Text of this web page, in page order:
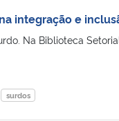
integração e
Na Biblioteca
surdos